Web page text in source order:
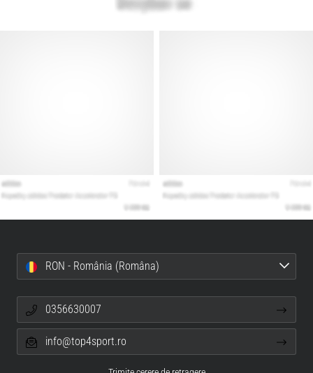
RON - România (Româna)
0356630007
info@top4sport.ro